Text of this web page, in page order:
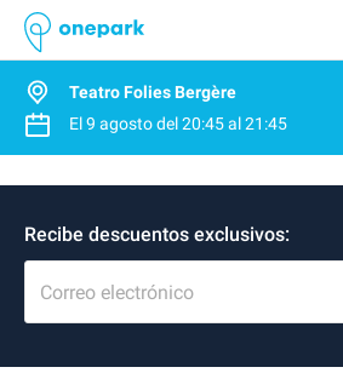
Teatro Folies Bergère
El9 agostodel20:45al21:45
Recibe descuentos exclusivos:
Correo electrónico